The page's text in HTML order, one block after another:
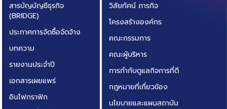
สารบัญบัญชีธุรกิจ
(BRIDGE)
ประกาศการจัดซื้อจัดจ้าง
บทความ
รายงานประจำปี
เอกสารเผยแพร่
อินโฟกราฟิก
วิสัยทัศน์ ภารกิจ
โครงสร้างองค์กร
คณะกรรมการ
คณะผู้บริหาร
การกำกับดูแลกิจการที่ดี
กฎหมายที่เกี่ยวข้อง
นโยบายและแผนสถาบัน